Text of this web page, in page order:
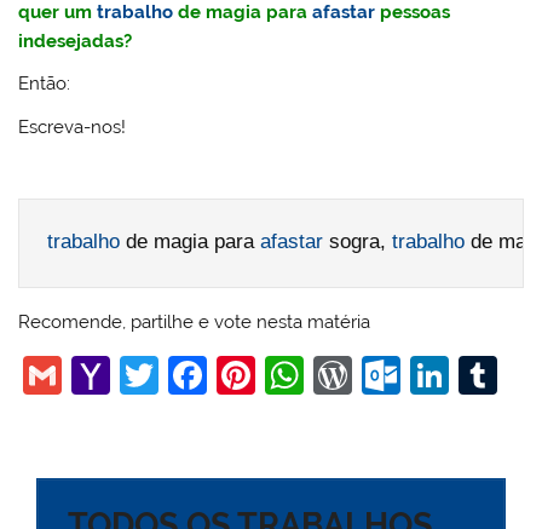
quer umtrabalho de magia paraafastar pessoas
indesejadas?
Então:
Escreva-nos!
trabalho de magia para afastar sogra, trabalho de
Recomende, partilhe e vote nesta matéria
G
l
Y
o
T
er
F
e
Pi
e
W
s
W
Pr
O
o
Li
e bl